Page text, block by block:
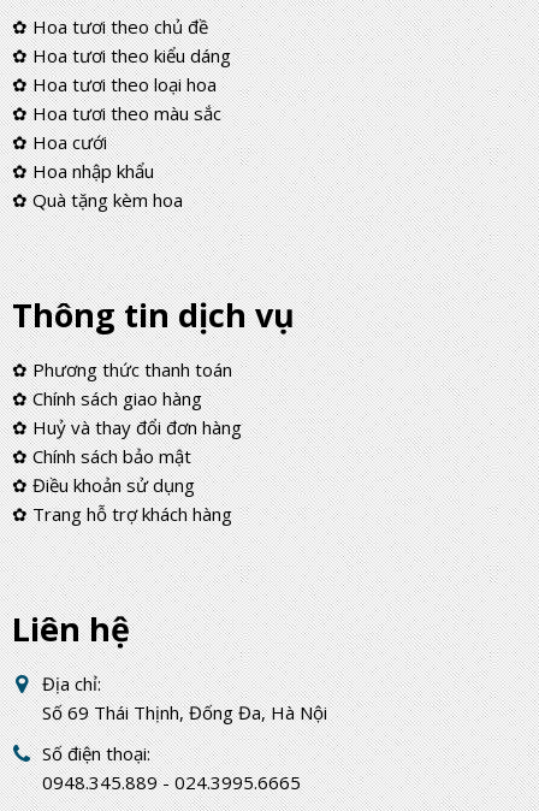
✿ Hoa tươi theo chủ đề
✿ Hoa tươi theo kiểu dáng
✿ Hoa tươi theo loại hoa
✿ Hoa tươi theo màu sắc
✿ Hoa cưới
✿ Hoa nhập khẩu
✿ Quà tặng kèm hoa
Thông tin dịch vụ
✿ Phương thức thanh toán
✿ Chính sách giao hàng
✿ Huỷ và thay đổi đơn hàng
✿ Chính sách bảo mật
✿ Điều khoản sử dụng
✿ Trang hỗ trợ khách hàng
Liên hệ
Địa chỉ:
Số 69 Thái Thịnh, Đống Đa, Hà Nội
Số điện thoại:
0948.345.889 - 024.3995.6665